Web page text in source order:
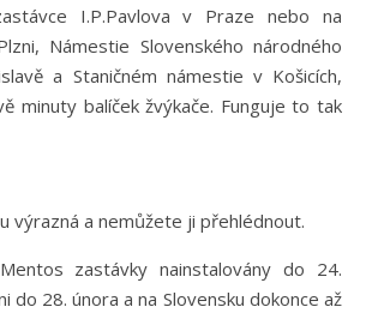
I.P.Pavlova v Praze nebo na
Námestie Slovenského národného
a Staničném námestie v Košicích,
minuty balíček žvýkače. Funguje to tak
výrazná a nemůžete ji přehlédnout.
zastávky nainstalovány do 24.
do 28. února a na Slovensku dokonce až